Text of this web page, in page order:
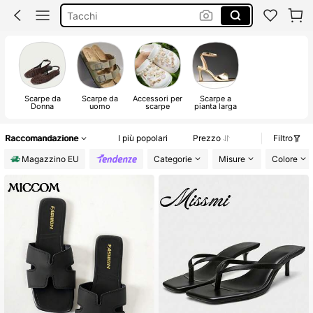
Tacchi
Sandali Donna Estivi
Scarpe da
Donna
Scarpe da
uomo
Accessori per
scarpe
Scarpe a
pianta larga
Raccomandazione I più popolari Prezzo
Filtro
Magazzino EU
Categorie Misure Colore